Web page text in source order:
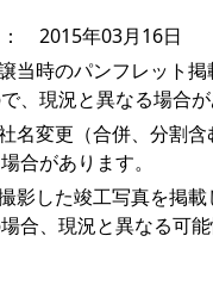
2015年03月16日
当時のパンフレット掲
、現況と異なる場合が
名変更（合併、分割含
合があります。
影した竣工写真を掲載
合、現況と異なる可